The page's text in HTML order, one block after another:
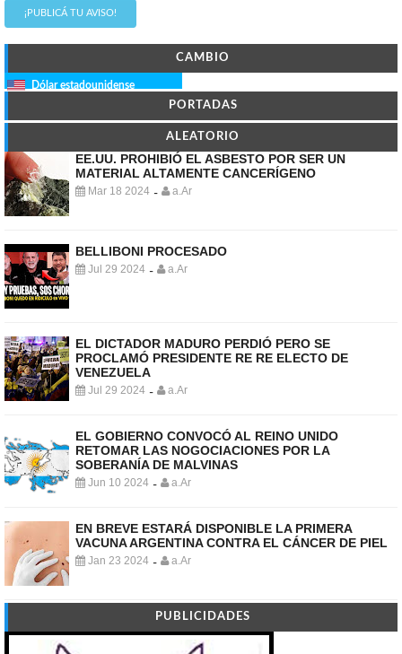
¡PUBLICÁ TU AVISO!
CAMBIO
Dólar estadounidense
PORTADAS
ALEATORIO
EE.UU. PROHIBIÓ EL ASBESTO POR SER UN
MATERIAL ALTAMENTE CANCERÍGENO
Mar 18 2024 - a.Ar
BELLIBONI PROCESADO
Jul 29 2024 - a.Ar
EL DICTADOR MADURO PERDIÓ PERO SE
PROCLAMÓ PRESIDENTE RE RE ELECTO DE
VENEZUELA
Jul 29 2024 - a.Ar
EL GOBIERNO CONVOCÓ AL REINO UNIDO
RETOMAR LAS NOGOCIACIONES POR LA
SOBERANÍA DE MALVINAS
Jun 10 2024 - a.Ar
EN BREVE ESTARÁ DISPONIBLE LA PRIMERA
VACUNA ARGENTINA CONTRA EL CÁNCER DE PIEL
Jan 23 2024 - a.Ar
PUBLICIDADES